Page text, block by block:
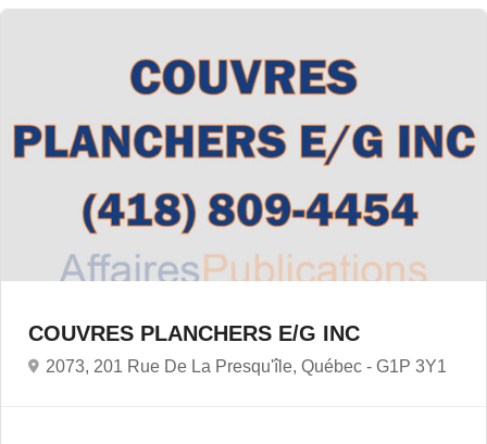
COUVRES PLANCHERS E/G INC
2073, 201 Rue De La Presqu'île, Québec - G1P 3Y1